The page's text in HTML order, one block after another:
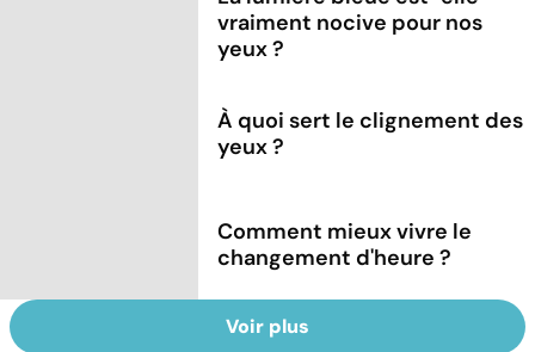
vraiment nocive pour nos
yeux ?
À quoi sert le clignement des
yeux ?
Comment mieux vivre le
changement d'heure ?
Voir plus